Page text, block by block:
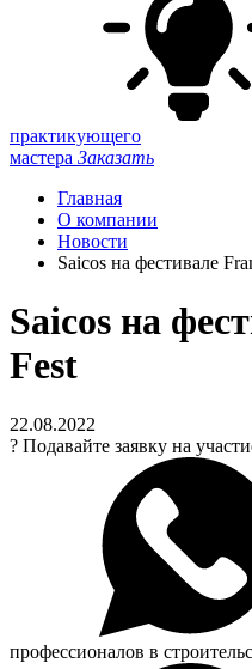
практикующего
мастера Заказать
Главная
О компании
Новости
Saicos на фестивале
Saicos на
Fest
22.08.2022
? Подавайте заявку на
профессионалов в